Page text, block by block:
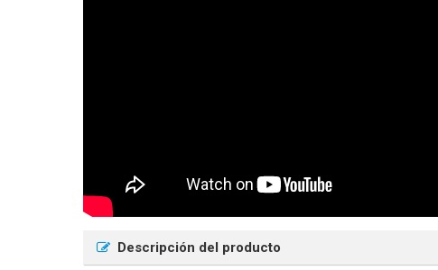
Descripción del producto